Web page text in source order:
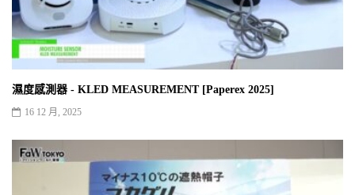
濕度感測器 - KLED MEASUREMENT [Paperex 2025]
16 12 月, 2025